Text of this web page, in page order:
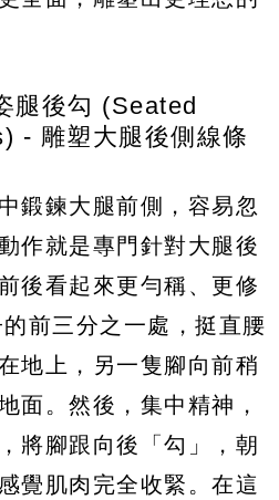
腿後勾 (Seated
- 雕塑大腿後側線條
鍛鍊大腿前側，容易忽
作就是專門針對大腿後
後看起來更勻稱、更修
前三分之一處，挺直腰
地上，另一隻腳向前稍
面。然後，集中精神，
將腳跟向後「勾」，朝
覺肌肉完全收緊。在這